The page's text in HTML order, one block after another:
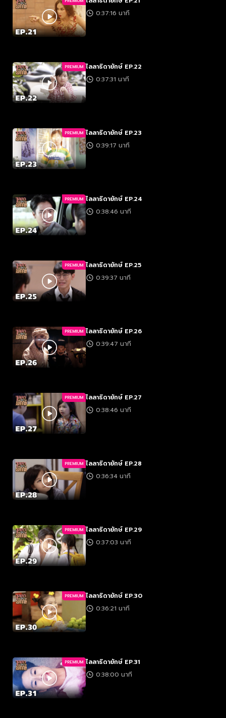
0:37:16 นาที
PREMIUM ไลลาธิดายักษ์ EP.22
0:37:31 นาที
PREMIUM ไลลาธิดายักษ์ EP.23
0:39:17 นาที
PREMIUM ไลลาธิดายักษ์ EP.24
0:38:46 นาที
PREMIUM ไลลาธิดายักษ์ EP.25
0:39:37 นาที
PREMIUM ไลลาธิดายักษ์ EP.26
0:39:47 นาที
PREMIUM ไลลาธิดายักษ์ EP.27
0:38:46 นาที
PREMIUM ไลลาธิดายักษ์ EP.28
0:36:34 นาที
PREMIUM ไลลาธิดายักษ์ EP.29
0:37:03 นาที
PREMIUM ไลลาธิดายักษ์ EP.30
0:36:21 นาที
PREMIUM ไลลาธิดายักษ์ EP.31
0:38:00 นาที